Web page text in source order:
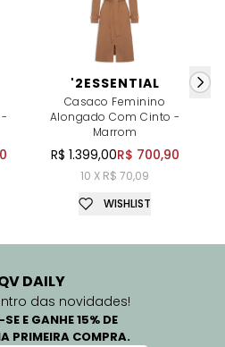
'2ESSENTIAL
Casaco Feminino
Alongado Com Cinto -
Marrom
R$ 1.399,00R$ 700,90
10 X R$ 70,09
WISHLIST
DAILY
das novidades!
E GANHE 15% DE
PRIMEIRA COMPRA.